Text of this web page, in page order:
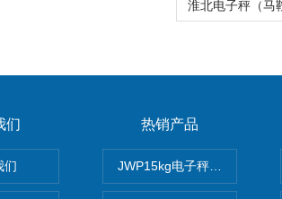
们
们
热销产品
JWP15kg电子秤价格,15公